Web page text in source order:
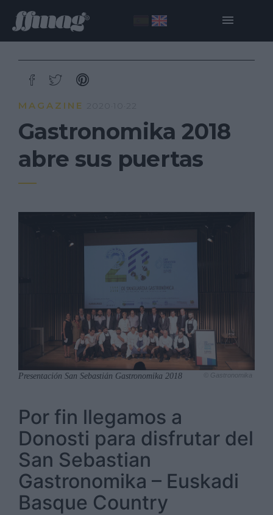
MAGAZINE 2020·10·22
Gastronomika 2018
abre sus puertas
Presentación San Sebastián Gastronomika 2018 © Gastronomika
Por fin llegamos a
Donosti para disfrutar del
San Sebastian
Gastronomika – Euskadi
Basque Country